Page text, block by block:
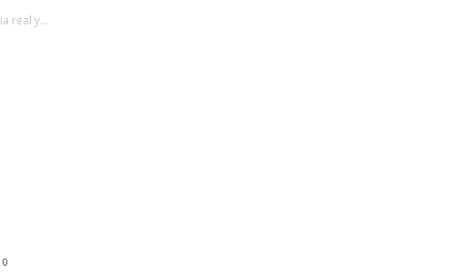
real y...
0